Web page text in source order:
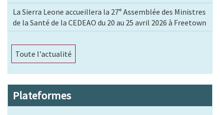
La Sierra Leone accueillera la 27ᵉ Assemblée des Ministres
de la Santé de la CEDEAO du 20 au 25 avril 2026 à Freetown
Toute l'actualité
Plateformes